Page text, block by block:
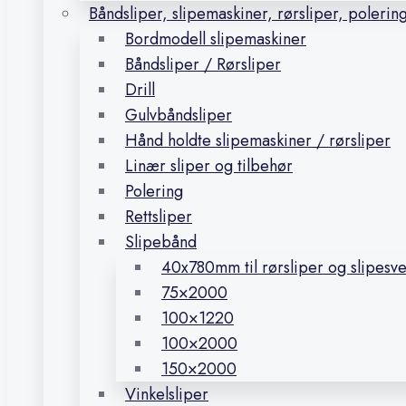
Båndsliper, slipemaskiner, rørsliper,
Bordmodell slipemaskiner
Båndsliper / Rørsliper
Drill
Gulvbåndsliper
Hånd holdte slipemaskiner / rørsliper
Linær sliper og tilbehør
Polering
Rettsliper
Slipebånd
40x780mm til rørsliper og
75×2000
100×1220
100×2000
150×2000
Vinkelsliper